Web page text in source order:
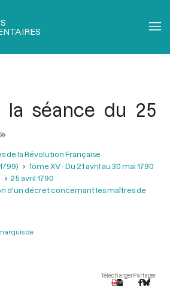
la séance du 25
de la Révolution Française
Tome XV - Du 21 avril au 30 mai 1790
25 avril 1790
d'un décret concernant les maîtres de
de
TéléchargerPartager